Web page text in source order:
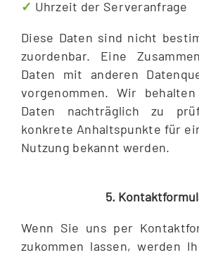
✓ Uhrzeit der Serveranfrage
Diese Daten sind nicht
zuordenbar. Eine
Daten mit anderen
vorgenommen. Wir
Daten nachträglich zu
konkrete Anhaltspunkte für
Nutzung bekannt werden.
5.
Wenn Sie uns per
zukommen lassen, werden